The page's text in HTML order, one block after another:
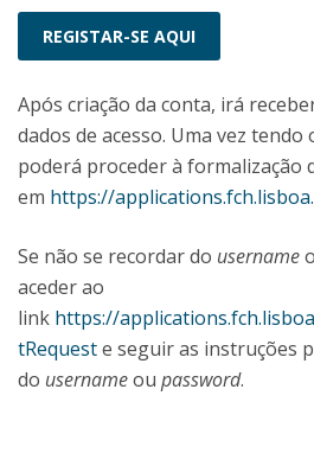
REGISTAR-SE AQUI
Após criação da conta, irá
dados de acesso. Uma vez tendo
poderá proceder à formalização
em https://
Se não se recordar do username
aceder ao
link https://
tRequeste seguir as instruções
do usernameou password.